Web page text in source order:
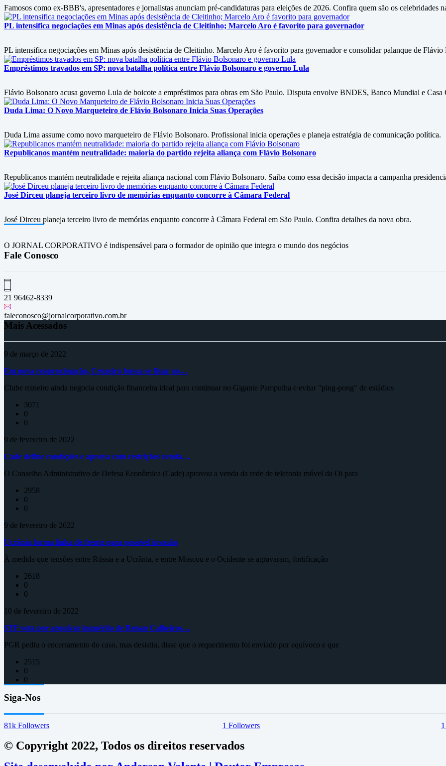
Famosos como ex-BBB's, apresentadores e jornalistas anunciam pré-candidaturas para eleições de 2026. Confira quem são os celebridades
PL intensifica negociações em Minas após desistência de Cleitinho; Marcelo Aro é favorito para governador
PL intensifica negociações em Minas após desistência de Cleitinho. Marcelo Aro é favorito para governador e consolidar palanque de Flávio
Empréstimos travados em SP: nova batalha política entre Flávio Bolsonaro e governo Lula
Flávio Bolsonaro acusa governo Lula de boicote a empréstimos para obras em São Paulo. Disputa envolve BNDES, Banco Mundial e
Duda Lima: O Novo Marqueteiro de Flávio Bolsonaro Inicia Suas Operações
Duda Lima assume como novo marqueteiro de Flávio Bolsonaro. Profissional inicia operações e planeja estratégia de comunicação política.
Republicanos mantém neutralidade: maioria do partido rejeita aliança com Flávio Bolsonaro
Republicanos mantém neutralidade e rejeita aliança nacional com Flávio Bolsonaro. Saiba como essa decisão impacta a campanha
José Dirceu planeja terceiro livro de memórias enquanto concorre à Câmara Federal
José Dirceu planeja terceiro livro de memórias enquanto concorre à Câmara Federal em São Paulo. Confira detalhes da nova obra.
O JORNAL CORPORATIVO é indispensável para o formador de opinião que integra o mundo dos negócios
Fale Conosco
21 96462-8339
faleconosco@jornalcorporativo.com.br
Mais Acessados
9 de março de 2022
Em nova reaproximação, Cruzeiro busca se fixar no…
Clube mineiro ainda negocia condição financeira ideal para continuar no Gigante Pampulha e evitar "ping-pong" de estádios
3071
0
0
9 de fevereiro de 2022
Cade define condições e aprova com restrições venda…
O Conselho Administrativo de Defesa Econômica (Cade) aprovou a venda da rede de telefonia móvel da Oi para
2958
0
0
9 de fevereiro de 2022
Ucrânia forma linha de frente para possível invasão
À medida que tensões entre Rússia e a Ucrânia, e entre Moscou e o Ocidente se agravaram, fortificação
2618
0
0
10 de fevereiro de 2022
STF vota por arquivar inquérito de Renan Calheiros…
PGR pediu o encerramento do caso, mas desistiu, disse que o requerimento foi enviado por equívoco e que
2515
0
0
Siga-Nos
81k Followers 1 Followers
© Copyright 2022, Todos os direitos reservados